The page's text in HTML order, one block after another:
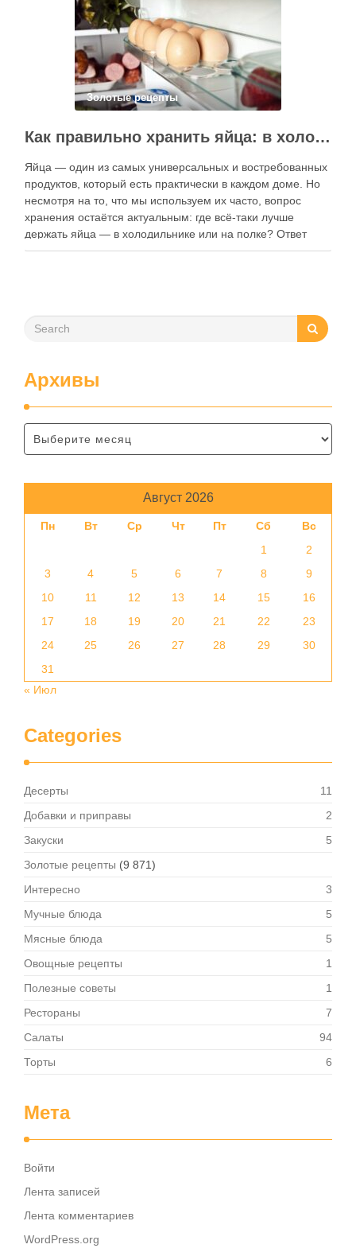
функции. Ниже …
Золотые рецепты
Как правильно хранить яйца: в холодильнике или на полке?
Яйца — один из самых универсальных и востребованных
продуктов, который есть практически в каждом доме. Но
несмотря на то, что мы используем их часто, вопрос
хранения остаётся актуальным: где всё-таки лучше
держать яйца — в холодильнике или на полке? Ответ
зависит от нескольких факторов, включая температуру
Архивы
Август 2026
Пн Вт Ср Чт Пт Сб
Вс
1
2
3
4 5 6 7 8
9
10
11 12 13 14 15
16
17
18 19 20 21 22
23
24
25 26 27 28 29
30
31
« Июл
Categories
Десерты
11
Добавки и приправы
2
Закуски
5
Золотые рецепты (9 871)
Интересно
3
Мучные блюда
5
Мясные блюда
5
Овощные рецепты
1
Полезные советы
1
Рестораны
7
Салаты
94
Торты
6
Мета
Войти
Лента записей
Лента комментариев
WordPress.org